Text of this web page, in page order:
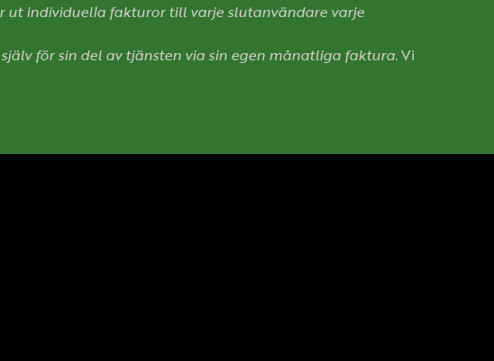
ut individuella fakturor till varje slutanvändare varje
för sin del av tjänsten via sin egen månatliga faktura.Vi